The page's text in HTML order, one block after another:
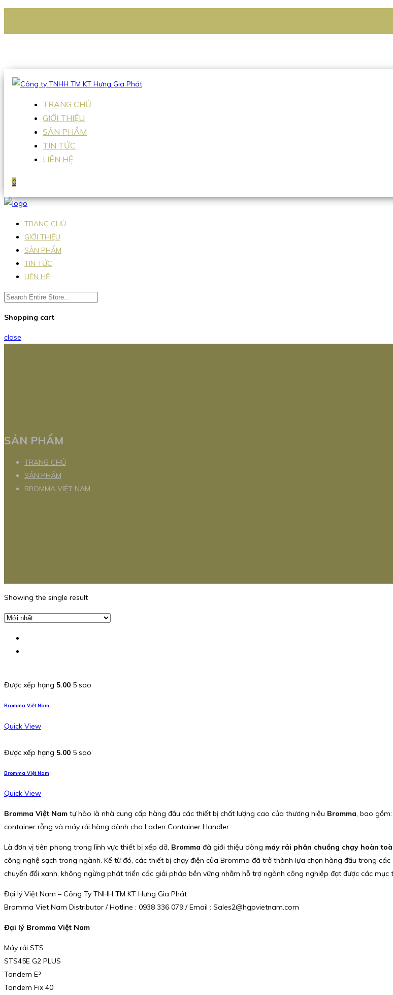
Hotline:0938 336 079
TRANG CHỦ
GIỚI THIỆU
SẢN PHẨM
TIN TỨC
LIÊN HỆ
0
TRANG CHỦ
GIỚI THIỆU
SẢN PHẨM
TIN TỨC
LIÊN HỆ
Shopping cart
close
SẢN PHẨM
TRANG CHỦ
SẢN PHẨM
BROMMA VIỆT NAM
Showing the single result
Được xếp hạng 5.00 5 sao
Bromma Việt Nam
Quick View
Được xếp hạng 5.00 5 sao
Bromma Việt Nam
Quick View
Bromma Việt Nam tự hào là nhà cung cấp hàng đầu các thiết bị chất lượng cao của thương hiệu Bromma, bao
container rỗng và máy rải hàng dành cho Laden Container Handler.
Là đơn vị tiên phong trong lĩnh vực thiết bị xếp dỡ, Bromma đã giới thiệu dòng máy rải phân chuồng chạy hoàn
công nghệ sạch trong ngành. Kể từ đó, các thiết bị chạy điện của Bromma đã trở thành lựa chọn hàng đầu trong
chuyển đổi xanh, không ngừng phát triển các giải pháp bền vững nhằm hỗ trợ ngành công nghiệp đạt được các
Đại lý Việt Nam – Công Ty TNHH TM KT Hưng Gia Phát
Bromma Viet Nam Distributor / Hotline : 0938 336 079 / Email : Sales2@hgpvietnam.com
Đại lý Bromma Việt Nam
Máy rải STS
STS45E G2 PLUS
Tandem E³
Tandem Fix 40